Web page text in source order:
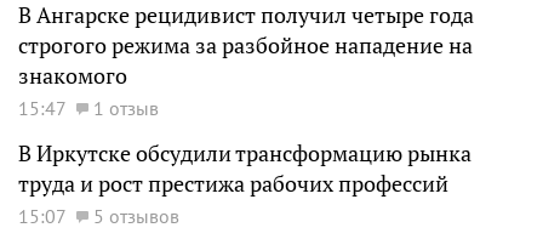
В Ангарске рецидивист получил четыре года
строгого режима за разбойное нападение на
знакомого
15:47 1 отзыв
В Иркутске обсудили трансформацию рынка
труда и рост престижа рабочих профессий
15:07 5 отзывов